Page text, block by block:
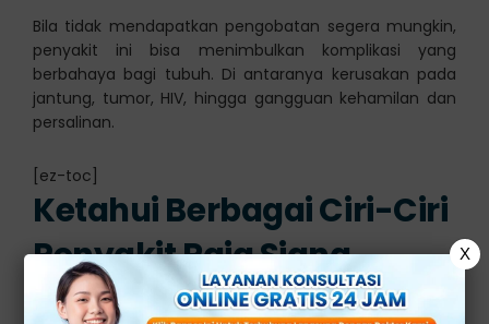
Bila tidak mendapatkan pengobatan segera mungkin,
penyakit ini bisa menimbulkan komplikasi yang
berbahaya bagi tubuh. Di antaranya kerusakan pada
jantung, tumor, HIV, hingga gangguan kehamilan dan
persalinan.
[ez-toc]
Ketahui Berbagai Ciri-Ciri
Penyakit Raja Siang
(Sifilis)
X